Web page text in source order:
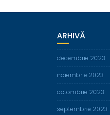
ARHIVĂ
decembrie 2023
noiembrie 2023
octombrie 2023
septembrie 2023